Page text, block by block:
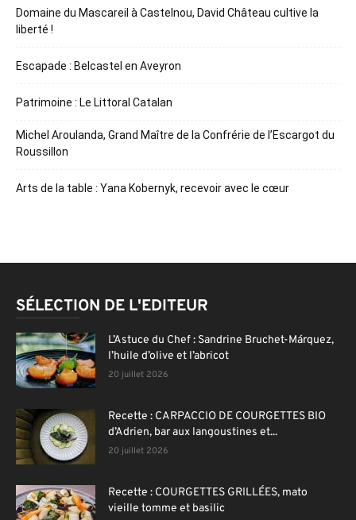
Domaine du Mascareil à Castelnou, David Château cultive la
liberté !
Escapade : Belcastel en Aveyron
Patrimoine : Le Littoral Catalan
Michel Aroulanda, Grand Maître de la Confrérie de l’Escargot du
Roussillon
Arts de la table : Yana Kobernyk, recevoir avec le cœur
SÉLECTION DE L'EDITEUR
L’Astuce du Chef : Sandrine Bruchet-Márquez,
l’huile d’olive et l’abricot
20 juillet 2026
Recette : CARPACCIO DE COURGETTES BIO
d’Adrien, bar aux langoustines et...
20 juillet 2026
Recette : COURGETTES GRILLÉES, mato
vieille tomme et basilic